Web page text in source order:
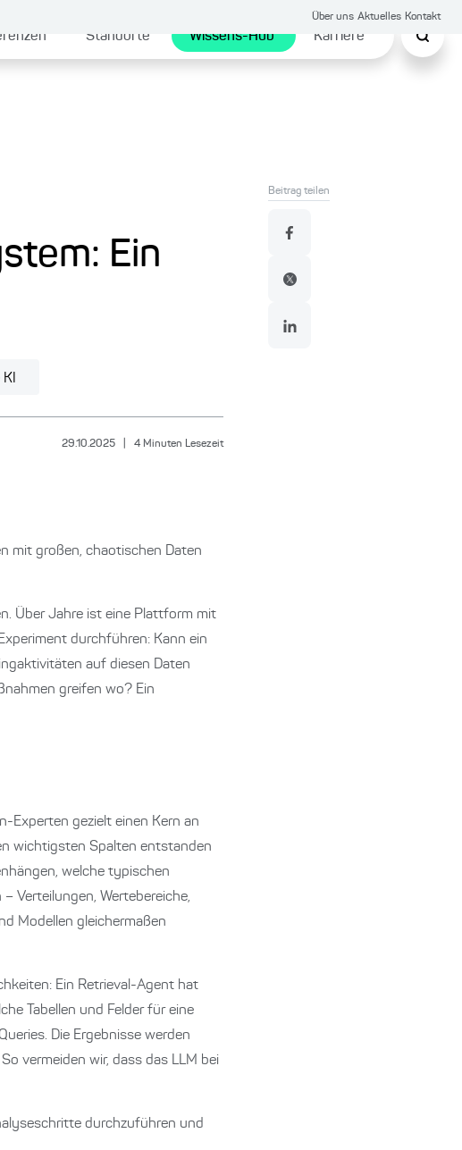
Über uns Aktuelles Kontakt
Standorte Wissens-Hub Karriere
Ein
29.10.2025 4 Minuten Lesezeit
mit großen, chaotischen Daten
Über Jahre ist eine Plattform mit
durchführen: Kann ein
auf diesen Daten
greifen wo? Ein
Experten gezielt einen Kern an
wichtigsten Spalten entstanden
welche typischen
Verteilungen, Wertebereiche,
Modellen gleichermaßen
Ein Retrieval-Agent hat
Tabellen und Felder für eine
Die Ergebnisse werden
vermeiden wir, dass das LLM bei
durchzuführen und
Beitrag teilen